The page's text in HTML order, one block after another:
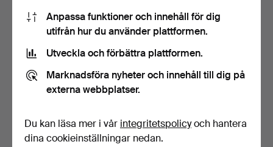
PINNSTOLAR, ett par,
6 dagar
ARMBAND. Bismarcklänk,
8 dagar
Anpassa funktioner och innehåll för dig
utifrån hur du använder plattformen.
Utveckla och förbättra plattformen.
Marknadsföra nyheter och innehåll till dig på
externa webbplatser.
Du kan läsa mer i vår integritetspolicyoch hantera
dina cookieinställningar nedan.